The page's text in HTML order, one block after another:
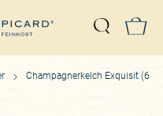
Suche
Champagnerkelch Exquisit (6